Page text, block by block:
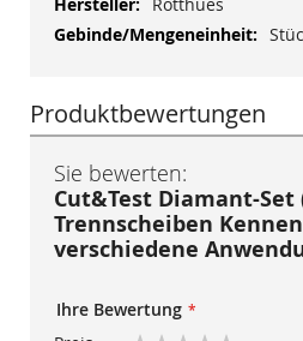
Produktbewertungen
Sie bewerten:
Cut&Test Diamant-Set
Trennscheiben
verschiedene
Ihre Bewertung